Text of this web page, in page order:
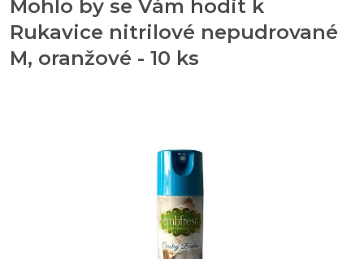
Mohlo by se Vám hodit k
Rukavice nitrilové nepudrované
M, oranžové - 10 ks